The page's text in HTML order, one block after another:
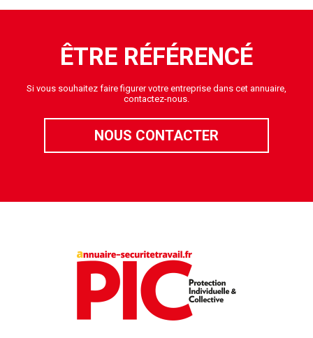
ÊTRE RÉFÉRENCÉ
Si vous souhaitez faire figurer votre entreprise dans cet annuaire,
contactez-nous.
NOUS CONTACTER